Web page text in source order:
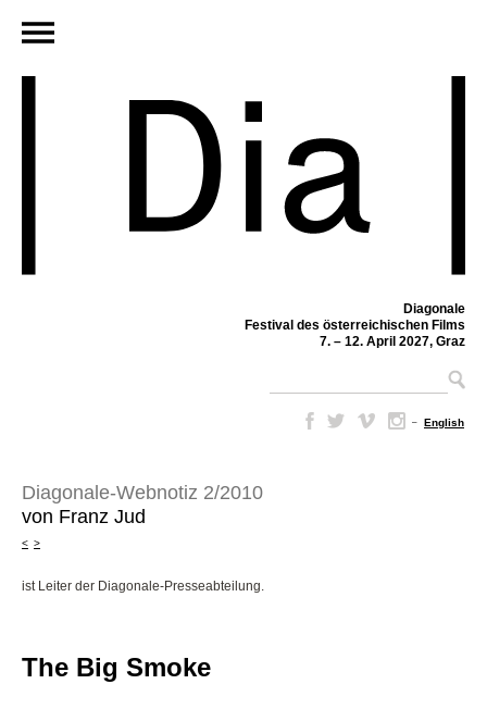
Diagonale
Festival des österreichischen Films
7. – 12. April 2027, Graz
– English
Diagonale-Webnotiz 2/2010
von Franz Jud
< >
ist Leiter der Diagonale-Presseabteilung.
The Big Smoke